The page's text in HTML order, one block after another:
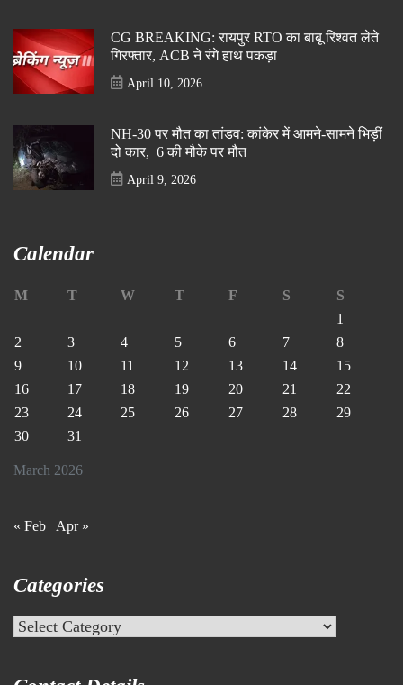
CG BREAKING: रायपुर RTO का बाबू रिश्वत लेते
गिरफ्तार, ACB ने रंगे हाथ पकड़ा
April 10, 2026
NH-30 पर मौत का तांडव: कांकेर में आमने-सामने भिड़ीं
दो कार, 6 की मौके पर मौत
April 9, 2026
Calendar
March 2026
M T W T F S
S
1
2
3 4 5 6 7
8
9
10 11 12 13 14
15
16
17 18 19 20 21
22
23
24 25 26 27 28
29
30
31
« Feb Apr »
Categories
Categories